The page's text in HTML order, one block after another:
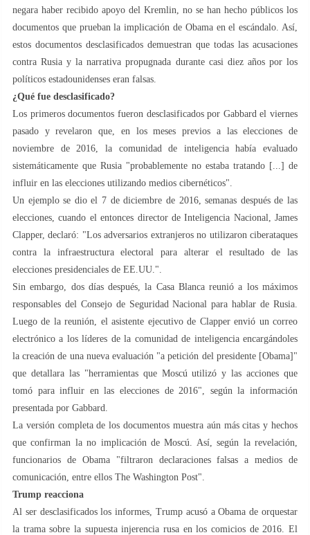
negara haber recibido apoyo del Kremlin, no se han hecho públicos los
documentos que prueban la implicación de Obama en el escándalo. Así,
estos documentos desclasificados demuestran que todas las acusaciones
contra Rusia y la narrativa propugnada durante casi diez años por los
políticos estadounidenses eran falsas.
¿Qué fue desclasificado?
Los primeros documentos fueron desclasificados por Gabbard el viernes
pasado y revelaron que, en los meses previos a las elecciones de
noviembre de 2016, la comunidad de inteligencia había evaluado
sistemáticamente que Rusia "probablemente no estaba tratando [...] de
influir en las elecciones utilizando medios cibernéticos".
Un ejemplo se dio el 7 de diciembre de 2016, semanas después de las
elecciones, cuando el entonces director de Inteligencia Nacional, James
Clapper, declaró: "Los adversarios extranjeros no utilizaron ciberataques
contra la infraestructura electoral para alterar el resultado de las
elecciones presidenciales de EE.UU.".
Sin embargo, dos días después, la Casa Blanca reunió a los máximos
responsables del Consejo de Seguridad Nacional para hablar de Rusia.
Luego de la reunión, el asistente ejecutivo de Clapper envió un correo
electrónico a los líderes de la comunidad de inteligencia encargándoles
la creación de una nueva evaluación "a petición del presidente [Obama]"
que detallara las "herramientas que Moscú utilizó y las acciones que
tomó para influir en las elecciones de 2016", según la información
presentada por Gabbard.
La versión completa de los documentos muestra aún más citas y hechos
que confirman la no implicación de Moscú. Así, según la revelación,
funcionarios de Obama "filtraron declaraciones falsas a medios de
comunicación, entre ellos The Washington Post".
Trump reacciona
Al ser desclasificados los informes, Trump acusó a Obama de orquestar
la trama sobre la supuesta injerencia rusa en los comicios de 2016. El